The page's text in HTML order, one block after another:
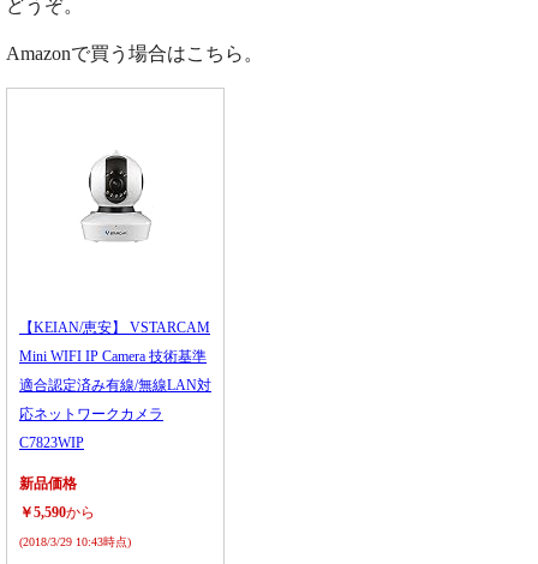
どうぞ。
Amazonで買う場合はこちら。
【KEIAN/恵安】 VSTARCAM
Mini WIFI IP Camera 技術基準
適合認定済み有線/無線LAN対
応ネットワークカメラ
C7823WIP
新品価格
￥5,590から
(2018/3/29 10:43時点)